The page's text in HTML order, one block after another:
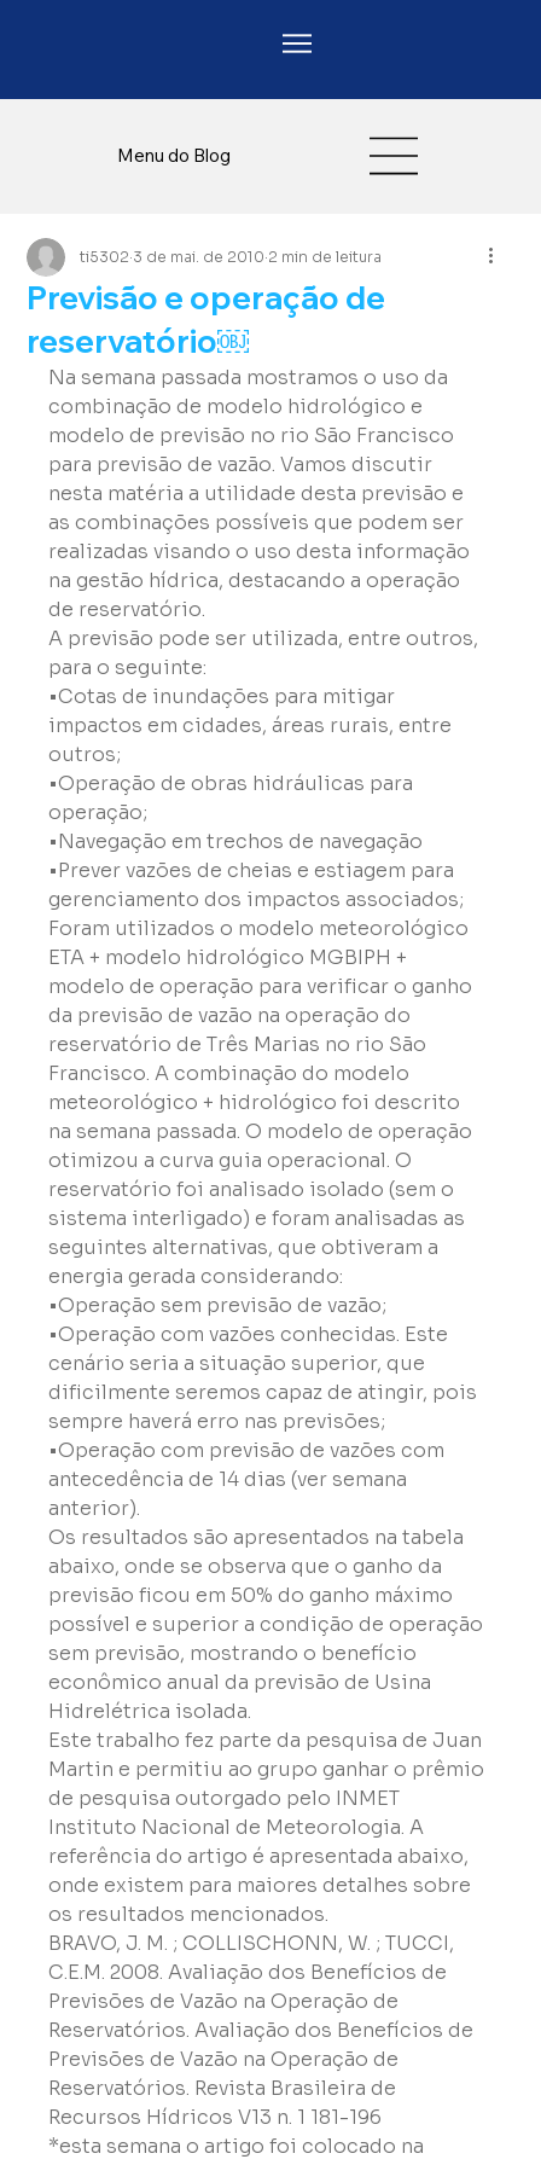
Menu do Blog
Previsão e operação de
reservatório￼
ti5302 3 de mai. de 2010 2 min de leitura
Na semana passada mostramos o uso da
combinação de modelo hidrológico e
modelo de previsão no rio São Francisco
para previsão de vazão. Vamos discutir
nesta matéria a utilidade desta previsão e
as combinações possíveis que podem ser
realizadas visando o uso desta informação
na gestão hídrica, destacando a operação
de reservatório.
A previsão pode ser utilizada, entre outros,
para o seguinte:
•Cotas de inundações para mitigar
impactos em cidades, áreas rurais, entre
outros;
•Operação de obras hidráulicas para
operação;
•Navegação em trechos de navegação
•Prever vazões de cheias e estiagem para
gerenciamento dos impactos associados;
Foram utilizados o modelo meteorológico
ETA + modelo hidrológico MGBIPH +
modelo de operação para verificar o ganho
da previsão de vazão na operação do
reservatório de Três Marias no rio São
Francisco. A combinação do modelo
meteorológico + hidrológico foi descrito
na semana passada. O modelo de operação
otimizou a curva guia operacional. O
reservatório foi analisado isolado (sem o
sistema interligado) e foram analisadas as
seguintes alternativas, que obtiveram a
energia gerada considerando:
•Operação sem previsão de vazão;
•Operação com vazões conhecidas. Este
cenário seria a situação superior, que
dificilmente seremos capaz de atingir, pois
sempre haverá erro nas previsões;
•Operação com previsão de vazões com
antecedência de 14 dias (ver semana
anterior).
Os resultados são apresentados na tabela
abaixo, onde se observa que o ganho da
previsão ficou em 50% do ganho máximo
possível e superior a condição de operação
sem previsão, mostrando o benefício
econômico anual da previsão de Usina
Hidrelétrica isolada.
Este trabalho fez parte da pesquisa de Juan
Martin e permitiu ao grupo ganhar o prêmio
de pesquisa outorgado pelo INMET
Instituto Nacional de Meteorologia. A
referência do artigo é apresentada abaixo,
onde existem para maiores detalhes sobre
os resultados mencionados.
BRAVO, J. M. ; COLLISCHONN, W. ; TUCCI,
C.E.M. 2008. Avaliação dos Benefícios de
Previsões de Vazão na Operação de
Reservatórios. Avaliação dos Benefícios de
Previsões de Vazão na Operação de
Reservatórios. Revista Brasileira de
Recursos Hídricos V13 n. 1 181-196
*esta semana o artigo foi colocado na